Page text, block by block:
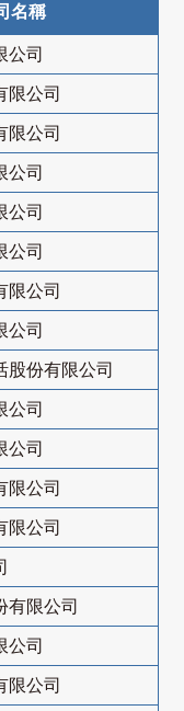
名稱
公司
限公司
限公司
公司
公司
公司
限公司
公司
股份有限公司
公司
公司
限公司
限公司
有限公司
公司
限公司